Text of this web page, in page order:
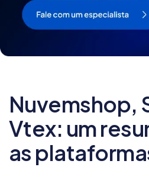
Nuvemshop,
Vtex: um
as